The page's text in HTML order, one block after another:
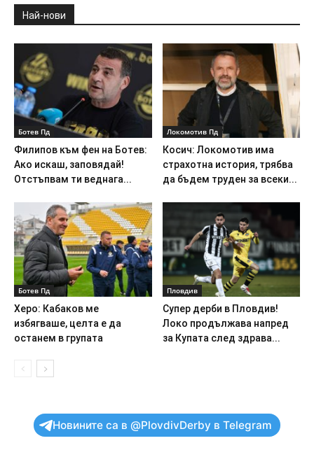
Най-нови
Ботев Пд
Филипов към фен на Ботев:
Ако искаш, заповядай!
Отстъпвам ти веднага...
Локомотив Пд
Косич: Локомотив има
страхотна история, трябва
да бъдем труден за всеки...
Ботев Пд
Херо: Кабаков ме
избягваше, целта е да
останем в групата
Пловдив
Супер дерби в Пловдив!
Локо продължава напред
за Купата след здрава...
Новините са в @PlovdivDerby в Telegram